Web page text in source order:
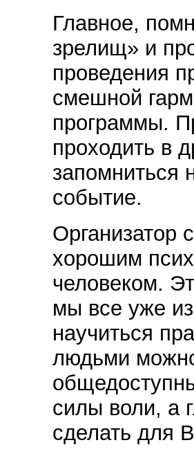
Главное,
зрелищ» и
проведения
смешной
программы.
проходить в
запомниться
событие.
Организатор
хорошим
человеком.
мы все уже
научиться
людьми
силы воли, а
сделать для